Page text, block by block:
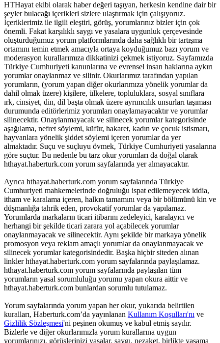
HTHayat ekibi olarak haber değeri taşıyan, herkesin kendine dair bir
şeyler bulacağı içerikleri sizlere ulaştırmak için çalışıyoruz.
İçeriklerimiz ile ilgili eleştiri, görüş, yorumlarınız bizler için çok
önemli. Fakat karşılıklı saygı ve yasalara uygunluk çerçevesinde
oluşturduğumuz yorum platformlarında daha sağlıklı bir tartışma
ortamını temin etmek amacıyla ortaya koyduğumuz bazı yorum ve
moderasyon kurallarımıza dikkatinizi çekmek istiyoruz. Sayfamızda
Türkiye Cumhuriyeti kanunlarına ve evrensel insan haklarına aykırı
yorumlar onaylanmaz ve silinir. Okurlarımız tarafından yapılan
yorumların, (yorum yapan diğer okurlarımıza yönelik yorumlar da
dahil olmak üzere) kişilere, ülkelere, topluluklara, sosyal sınıflara
ırk, cinsiyet, din, dil başta olmak üzere ayrımcılık unsurları taşıması
durumunda editörlerimiz yorumları onaylamayacaktır ve yorumlar
silinecektir. Onaylanmayacak ve silinecek yorumlar kategorisinde
aşağılama, nefret söylemi, küfür, hakaret, kadın ve çocuk istismarı,
hayvanlara yönelik şiddet söylemi içeren yorumlar da yer
almaktadır. Suçu ve suçluyu övmek, Türkiye Cumhuriyeti yasalarına
göre suçtur. Bu nedenle bu tarz okur yorumları da doğal olarak
hthayat.haberturk.com yorum sayfalarında yer almayacaktır.
Ayrıca hthayat.haberturk.com yorum sayfalarında Türkiye
Cumhuriyeti mahkemelerinde doğruluğu ispat edilemeyecek iddia,
itham ve karalama içeren, halkın tamamını veya bir bölümünü kin ve
düşmanlığa tahrik eden, provokatif yorumlar da yapılamaz.
Yorumlarda markaların ticari itibarını zedeleyici, karalayıcı ve
herhangi bir şekilde ticari zarara yol açabilecek yorumlar
onaylanmayacak ve silinecektir. Aynı şekilde bir markaya yönelik
promosyon veya reklam amaçlı yorumlar da onaylanmayacak ve
silinecek yorumlar kategorisindedir. Başka hiçbir siteden alınan
linkler hthayat.haberturk.com yorum sayfalarında paylaşılamaz.
hthayat.haberturk.com yorum sayfalarında paylaşılan tüm
yorumların yasal sorumluluğu yorumu yapan okura aittir ve
hthayat.haberturk.com bunlardan sorumlu tutulamaz.
Yorum sayfalarında yorum yapan her okur, yukarıda belirtilen
kuralları, Haberturk.com’da yayınlanan Kullanım Koşulları'nı ve
Gizlilik Sözleşmesi'ni peşinen okumuş ve kabul etmiş sayılır.
Bizlerle ve diğer okurlarımızla yorum kurallarına uygun
yorumlarınızı, görüşlerinizi yasalar, saygı, nezaket, birlikte yaşama